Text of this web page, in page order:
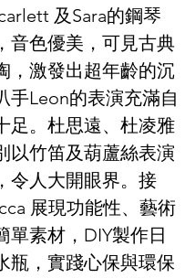
及Sara的鋼琴
音色優美，可見古典
，激發出超年齡的沉
手Leon的表演充滿自
足。杜思遠、杜凌雅
以竹笛及葫蘆絲表演
令人大開眼界。接
展現功能性、藝術
單素材，DIY製作日
瓶，實踐心保與環保